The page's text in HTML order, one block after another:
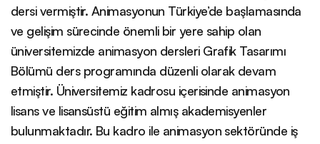
dersi vermiştir. Animasyonun Türkiye’de başlamasında
ve gelişim sürecinde önemli bir yere sahip olan
üniversitemizde animasyon dersleri Grafik Tasarımı
Bölümü ders programında düzenli olarak devam
etmiştir. Üniversitemiz kadrosu içerisinde animasyon
lisans ve lisansüstü eğitim almış akademisyenler
bulunmaktadır. Bu kadro ile animasyon sektöründe iş